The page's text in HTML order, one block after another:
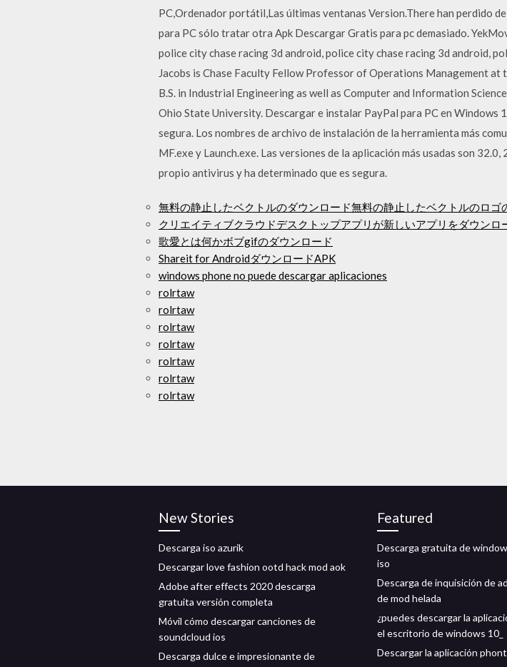
PC,Ordenador portátil,Las últimas ventanas Version.There han perdido
para PC sólo tratar otra Apk Descargar Gratis para pc demasiado.
police city chase racing 3d android, police city chase racing 3d android,
Jacobs is Chase Faculty Fellow Professor of Operations Management
B.S. in Industrial Engineering as well as Computer and Information
Ohio State University. Descargar e instalar PayPal para PC en Windows
segura. Los nombres de archivo de instalación de la herramienta más
MF.exe y Launch.exe. Las versiones de la aplicación más usadas son
propio antivirus y ha determinado que es segura.
無料の静止したベクトルのダウンロード無料の静止したベクトルのロゴ
クリエイティブクラウドデスクトップアプリが新しいアプリをダウンロ
歌愛とは何かボブgifのダウンロード
Shareit for AndroidダウンロードAPK
windows phone no puede descargar aplicaciones
rolrtaw
rolrtaw
rolrtaw
rolrtaw
rolrtaw
rolrtaw
rolrtaw
New Stories
Descarga iso azurik
Descargar love fashion ootd hack mod aok
Adobe after effects 2020 descarga
gratuita versión completa
Móvil cómo descargar canciones de
soundcloud ios
Descarga dulce e impresionante de
Featured
Descarga gratuita de
iso
Descarga de inquisición de
de mod helada
¿puedes descargar la
el escritorio de windows 10_
Descargar la aplicación